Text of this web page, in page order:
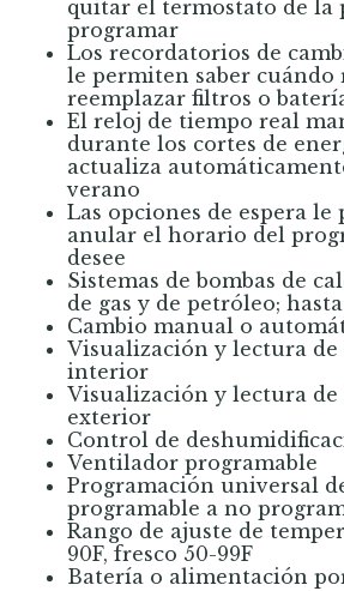
quitar el termostato de la
programar
Los recordatorios de
le permiten saber cuándo
reemplazar filtros o
El reloj de tiempo real
durante los cortes de
actualiza
verano
Las opciones de espera le
anular el horario del
desee
Sistemas de bombas de
de gas y de petróleo;
Cambio manual o
Visualización y lectura de
interior
Visualización y lectura
exterior
Control de
Ventilador programable
Programación universal
programable a no
Rango de ajuste de
90F, fresco 50-99F
Batería o alimentación